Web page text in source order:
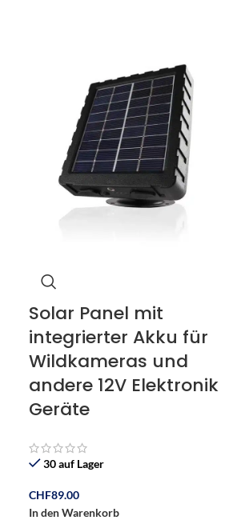
Solar Panel mit
integrierter Akku für
Wildkameras und
andere 12V Elektronik
Geräte
30 auf Lager
CHF89.00
In den Warenkorb